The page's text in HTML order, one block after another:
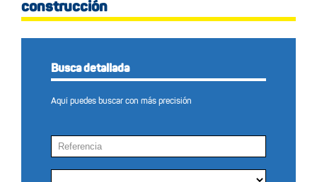
construcción
Busca detallada
Aquí puedes buscar con más precisión